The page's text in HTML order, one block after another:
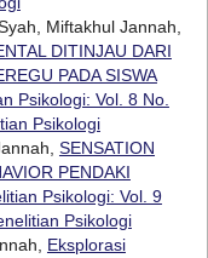
Miftakhul Jannah,
DITINJAU DARI
PADA SISWA
Psikologi: Vol. 8 No.
Psikologi
SENSATION
PENDAKI
Psikologi: Vol. 9
Psikologi
Eksplorasi